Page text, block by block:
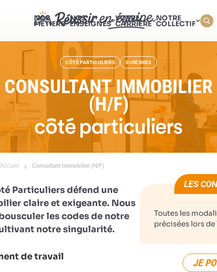
NOS
MÉTIERS
NOS
ENSEIGNES
VOTRE
CARRIÈRE
NOTRE
COLLECTIF
CÔTÉ PARTICULIERS SURESNES
CONSULTANT IMMOBILIER
(H/F)
Accueil Consultant Immobilier (H/F)
Particuliers défend une
claire et exigeante. Nous
les codes de notre
notre singularité.
de travail
LES
Toutes les
précisées lors de
JE